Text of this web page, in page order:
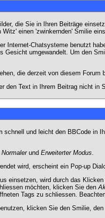
die Sie in Ihren Beiträge
einen 'zwinkernden' Smilie
Internet-Chatsysteme benutzt
Gesicht umgewandelt. Um den
die derzeit von diesem Forum
den Text in Ihrem Beitrag nicht in
schnell und leicht den BBCode in
Normalerund Erweiterter Modus.
wird, erscheint ein Pop-up
einsetzen, wird durch das Klicken
möchten, klicken Sie den
Tags zu schliessen.
klicken Sie den Smilie,